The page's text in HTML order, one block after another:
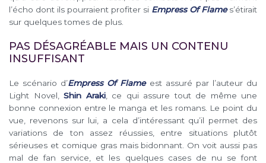
l’écho dont ils pourraient profiter si Empress Of Flames’étirait
sur quelques tomes de plus.
PAS DÉSAGRÉABLE MAIS UN CONTENU
INSUFFISANT
Le scénario d’Empress Of Flameest assuré par l’auteur du
Light Novel, Shin Araki, ce qui assure tout de même une
bonne connexion entre le manga et les romans. Le point du
vue, revenons sur lui, a cela d’intéressant qu’il permet des
variations de ton assez réussies, entre situations plutôt
sérieuses et comique gras mais bidonnant. On voit aussi pas
mal de fan service, et les quelques cases de nu se font